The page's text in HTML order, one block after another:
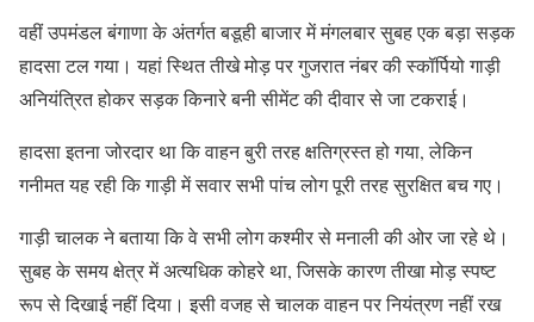
वहीं उपमंडल बंगाणा के अंतर्गत बडूही बाजार में मंगलबार सुबह एक बड़ा सड़क
हादसा टल गया। यहां स्थित तीखे मोड़ पर गुजरात नंबर की स्कॉर्पियो गाड़ी
अनियंत्रित होकर सड़क किनारे बनी सीमेंट की दीवार से जा टकराई।
हादसा इतना जोरदार था कि वाहन बुरी तरह क्षतिग्रस्त हो गया, लेकिन
गनीमत यह रही कि गाड़ी में सवार सभी पांच लोग पूरी तरह सुरक्षित बच गए।
गाड़ी चालक ने बताया कि वे सभी लोग कश्मीर से मनाली की ओर जा रहे थे।
सुबह के समय क्षेत्र में अत्यधिक कोहरे था, जिसके कारण तीखा मोड़ स्पष्ट
रूप से दिखाई नहीं दिया। इसी वजह से चालक वाहन पर नियंत्रण नहीं रख